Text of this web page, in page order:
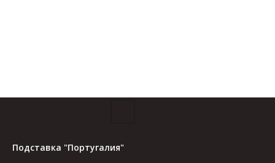
Подставка "Португалия"